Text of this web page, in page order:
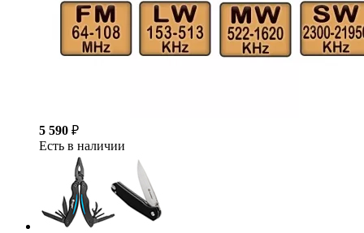
5 590 ₽
Есть в наличии